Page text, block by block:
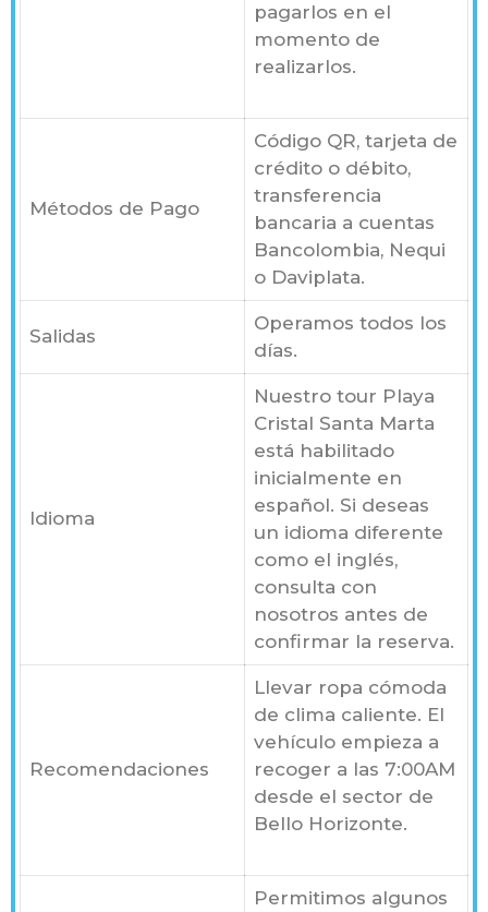
pagarlos en el
momento de
realizarlos.
Métodos de Pago
Código QR, tarjeta de
crédito o débito,
transferencia
bancaria a cuentas
Bancolombia, Nequi
o Daviplata.
Salidas
Operamos todos los
días.
Idioma
Nuestro tour Playa
Cristal Santa Marta
está habilitado
inicialmente en
español. Si deseas
un idioma diferente
como el inglés,
consulta con
nosotros antes de
confirmar la reserva.
Recomendaciones
Llevar ropa cómoda
de clima caliente. El
vehículo empieza a
recoger a las 7:00AM
desde el sector de
Bello Horizonte.
Permitimos algunos